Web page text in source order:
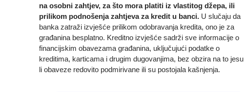
na osobni zahtjev, za što mora platiti iz vlastitog džepa, ili
prilikom podnošenja zahtjeva za kredit u banci. U slučaju da
banka zatraži izvješće prilikom odobravanja kredita, ono je za
građanina besplatno. Kreditno izvješće sadrži sve informacije o
financijskim obavezama građanina, uključujući podatke o
kreditima, karticama i drugim dugovanjima, bez obzira na to jesu
li obaveze redovito podmirivane ili su postojala kašnjenja.